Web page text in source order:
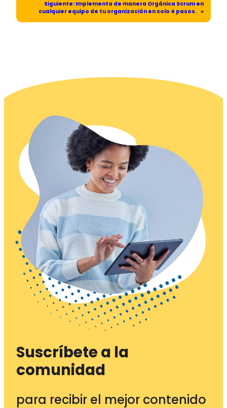
Siguiente: Implementa de manera Orgánica Scrum en
cualquier equipo de tu organización en solo 4 pasos. »
Suscríbete a la
comunidad
para recibir el mejor contenido